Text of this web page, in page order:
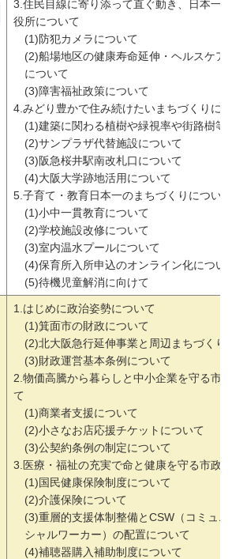
3.住民目線に寄り添って直ぐ動き、日本一
役所について
(1)防犯カメラについて
(2)船場地区の健康寿命延伸・ヘルスケ
について
(3)障害福祉政策について
4.みどり豊かで住み続けたいまちづくりに
(1)建築に関わる植樹や緑視率や街路樹
(2)サンプラザ代替施設について
(3)阪急桜井駅南改札口について
(4)大阪大学跡地活用について
5.子育て・教育日本一のまちづくりについ
(1)小中一貫教育について
(2)学校施設改修について
(3)室内温水プールについて
(4)保育所入所申込のオンライン化につ
(5)待機児童解消に向けて
1.はじめに政治姿勢について
(1)箕面市の財政について
(2)北大阪急行延伸事業と周辺まちづく
(3)財政運営基本条例について
2.物価高騰から暮らしと中小企業を守る市
て
(1)商業者支援について
(2)小さなお店応援チケットについて
(3)公契約条例の制定について
3.医療・福祉の充実で命と健康を守る市政
(1)国民健康保険制度について
(2)介護保険について
(3)重層的支援体制整備とCSW（コミュ
シャルワーカー）の配置について
(4)補聴器購入補助制度について